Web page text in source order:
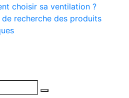
choisir sa ventilation ?
recherche des produits